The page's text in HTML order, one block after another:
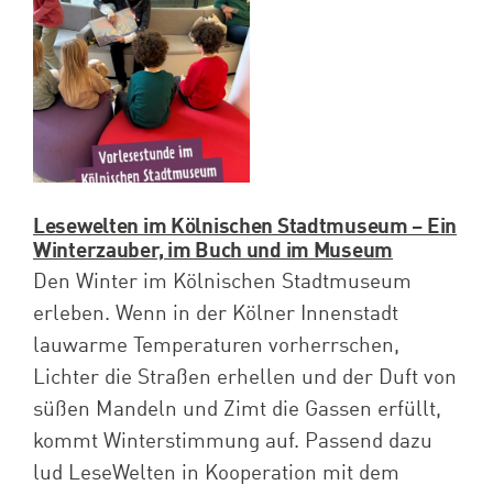
Lesewelten im Kölnischen Stadtmuseum – Ein
Winterzauber, im Buch und im Museum
Den Winter im Kölnischen Stadtmuseum
erleben. Wenn in der Kölner Innenstadt
lauwarme Temperaturen vorherrschen,
Lichter die Straßen erhellen und der Duft von
süßen Mandeln und Zimt die Gassen erfüllt,
kommt Winterstimmung auf. Passend dazu
lud LeseWelten in Kooperation mit dem